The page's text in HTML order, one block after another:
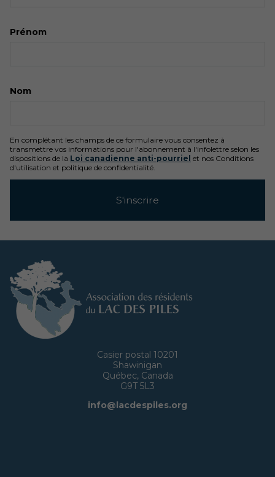
Prénom
Nom
En complétant les champs de ce formulaire vous consentez à
transmettre vos informations pour l'abonnement à l'infolettre selon les
dispositions de la Loi canadienne anti-pourriel et nos Conditions
d'utilisation et politique de confidentialité.
Casier postal 10201
Shawinigan
Québec, Canada
G9T 5L3
info@lacdespiles.org